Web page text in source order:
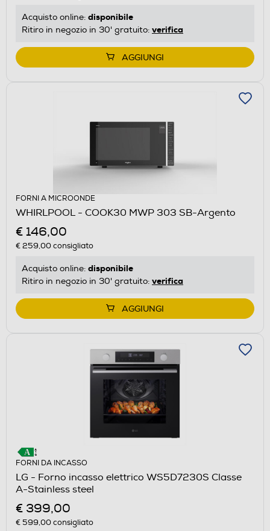
Acquisto online: disponibile
Ritiro in negozio in 30' gratuito: verifica
AGGIUNGI
FORNI A MICROONDE
WHIRLPOOL - COOK30 MWP 303 SB-Argento
€ 146,00
€ 259,00consigliato
Acquisto online: disponibile
Ritiro in negozio in 30' gratuito: verifica
AGGIUNGI
FORNI DA INCASSO
LG - Forno incasso elettrico WS5D7230S Classe
A-Stainless steel
€ 399,00
€ 599,00consigliato